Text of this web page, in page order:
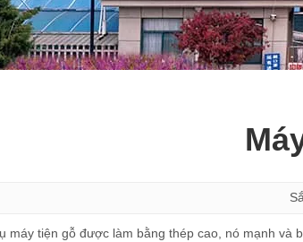
máy tiện gỗ được làm bằng thép cao, nó mạnh